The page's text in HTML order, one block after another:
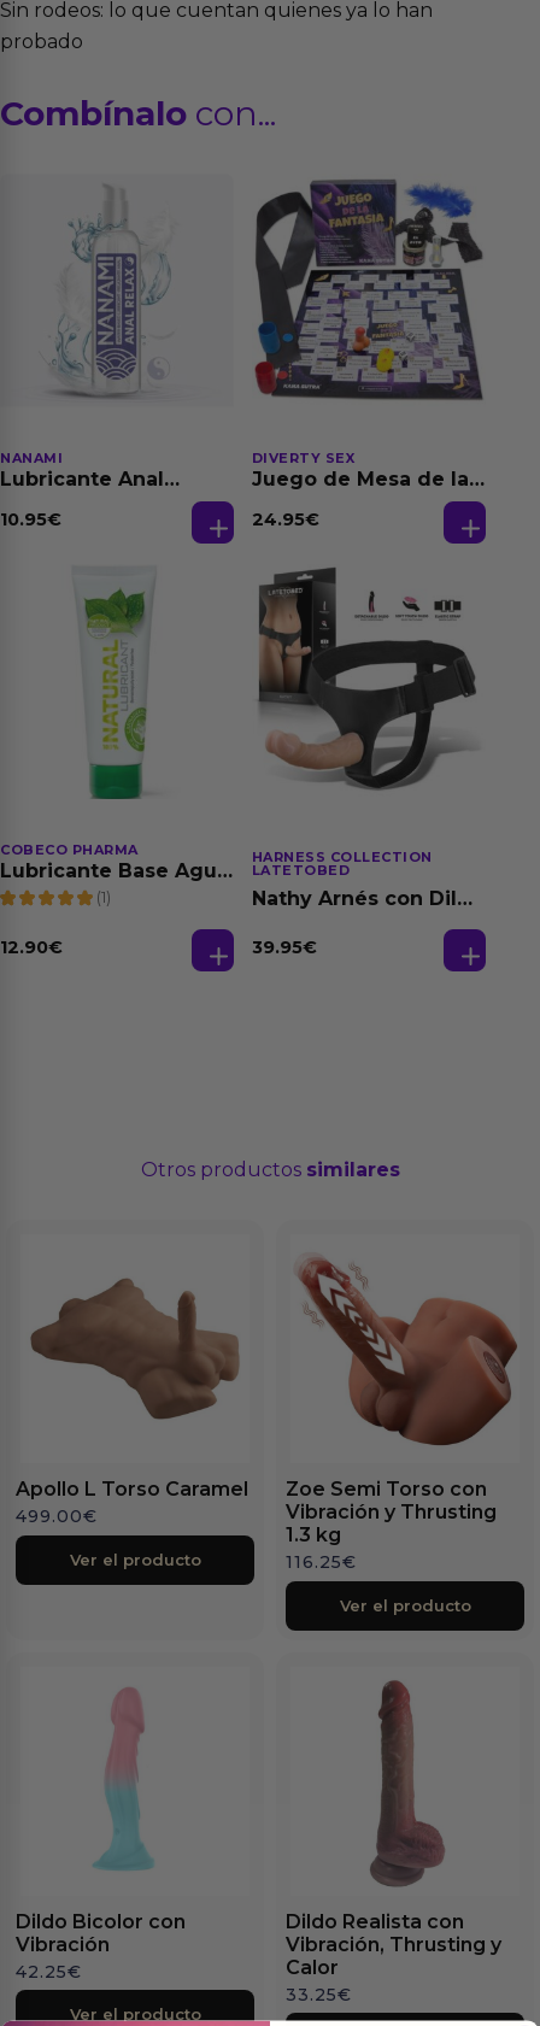
Sin rodeos: lo que cuentan quienes ya lo han
probado
Combínalo con...
NANAMI
Lubricante Anal
Dilatación Base Agua
10.95€
DIVERTY SEX
Juego de Mesa de las
24.95€
COBECO PHARMA
Lubricante Base Agua
100% Natural 125 ml
(1)
12.90€
HARNESS COLLECTION
LATETOBED
Nathy Arnés con Dildo
39.95€
Otros productos similares
Apollo L Torso Caramel
499.00€
Ver el producto
Zoe Semi Torso con
Vibración y Thrusting
1.3 kg
116.25€
Ver el producto
Dildo Bicolor con
Vibración
42.25€
Ver el producto
Dildo Realista con
Vibración, Thrusting y
Calor
33.25€